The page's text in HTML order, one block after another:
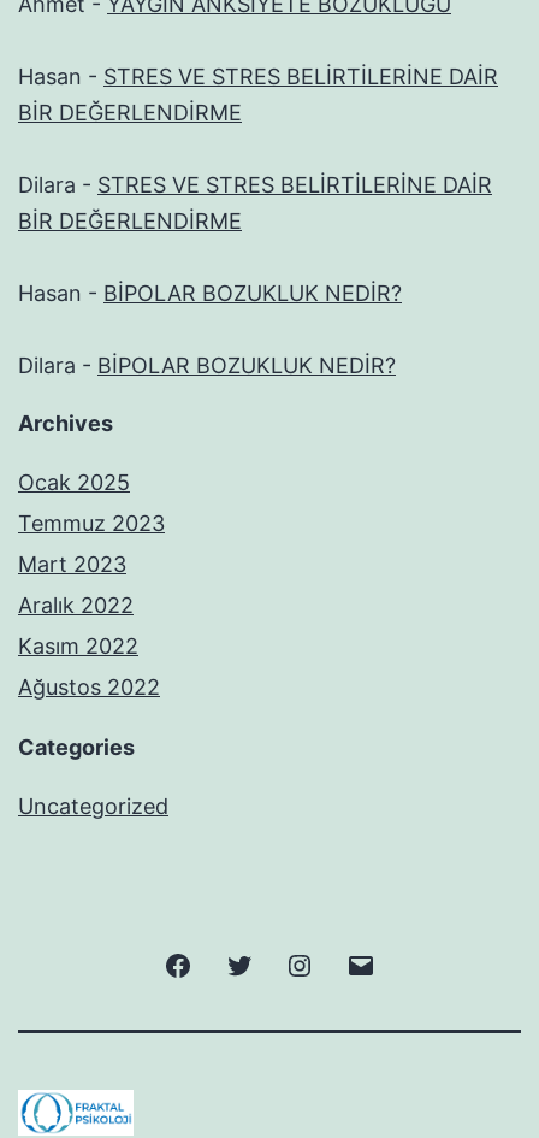
Hasan - STRES VE STRES BELİRTİLERİNE DAİR
BİR DEĞERLENDİRME
Dilara - STRES VE STRES BELİRTİLERİNE DAİR
BİR DEĞERLENDİRME
Hasan - BİPOLAR BOZUKLUK NEDİR?
Dilara - BİPOLAR BOZUKLUK NEDİR?
Archives
Ocak 2025
Temmuz 2023
Mart 2023
Aralık 2022
Kasım 2022
Ağustos 2022
Categories
Uncategorized
FacebookTwitter Instagram